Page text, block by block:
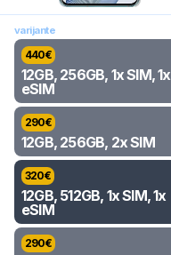
varijante
440€
12GB, 256GB, 1x SIM, 1x
eSIM
290€
12GB, 256GB, 2x SIM
320€
12GB, 512GB, 1x SIM, 1x
eSIM
290€